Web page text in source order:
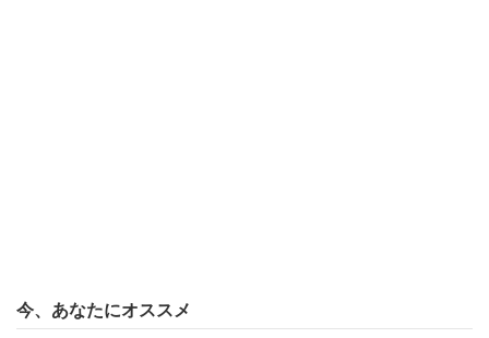
知らないこともたくさんあり、とても勉強になりま
今、あなたにオススメ